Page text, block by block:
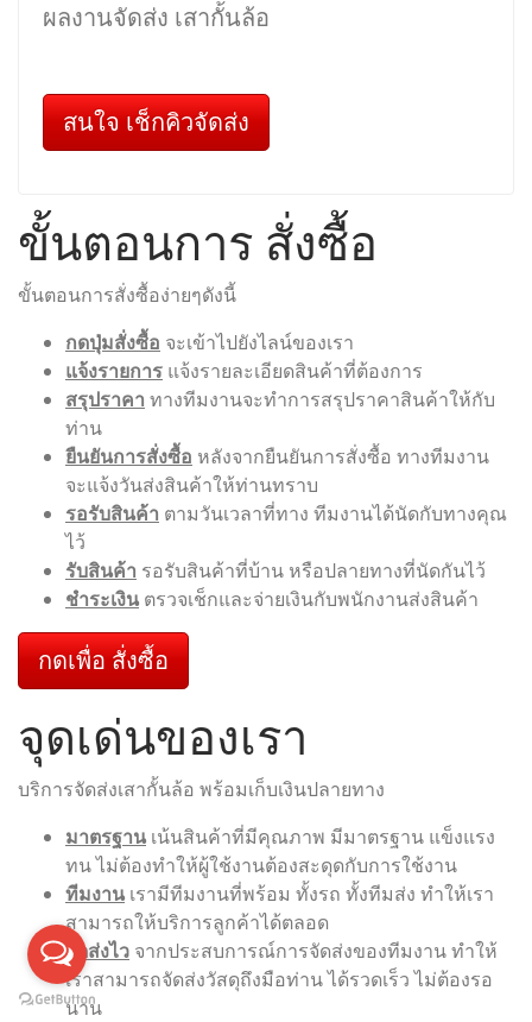
ผลงานจัดส่ง เสากั้นล้อ
สนใจ เช็กคิวจัดส่ง
ขั้นตอนการ สั่งซื้อ
ขั้นตอนการสั่งซื้อง่ายๆดังนี้
กดปุ่มสั่งซื้อ จะเข้าไปยังไลน์ของเรา
แจ้งรายการ แจ้งรายละเอียดสินค้าที่ต้องการ
สรุปราคา ทางทีมงานจะทำการสรุปราคาสินค้าให้กับ
ท่าน
ยืนยันการสั่งซื้อ หลังจากยืนยันการสั่งซื้อ ทางทีมงาน
จะแจ้งวันส่งสินค้าให้ท่านทราบ
รอรับสินค้า ตามวันเวลาที่ทาง ทีมงานได้นัดกับทางคุณ
ไว้
รับสินค้า รอรับสินค้าที่บ้าน หรือปลายทางที่นัดกันไว้
ชำระเงิน ตรวจเช็กและจ่ายเงินกับพนักงานส่งสินค้า
กดเพื่อ สั่งซื้อ
จุดเด่นของเรา
บริการจัดส่งเสากั้นล้อ พร้อมเก็บเงินปลายทาง
มาตรฐาน เน้นสินค้าที่มีคุณภาพ มีมาตรฐาน แข็งแรง
ทน ไม่ต้องทำให้ผู้ใช้งานต้องสะดุดกับการใช้งาน
ทีมงาน เรามีทีมงานที่พร้อม ทั้งรถ ทั้งทีมส่ง ทำให้เรา
สามารถให้บริการลูกค้าได้ตลอด
จัดส่งไว จากประสบการณ์การจัดส่งของทีมงาน ทำให้
เราสามารถจัดส่งวัสดุถึงมือท่าน ได้รวดเร็ว ไม่ต้องรอ
นาน